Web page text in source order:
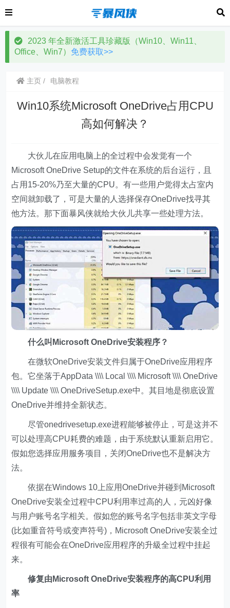
2023 年全新激活工具珍藏版（Win10、Win11、
Office、Win7） 免费获取>>
主页 电脑教程
Win10系统Microsoft OneDrive占用CPU
高如何解决？
大伙儿在应用电脑上的全过程中会发觉有一个
Microsoft OneDrive Setup的文件在系统的后台运行，且
占用15-20%乃至大量的CPU。有一些用户觉得太占室内
空间就卸载了，可是大量的人选择保存OneDrive找寻其
他方法。那下面暴风侠就给大伙儿共享一些处理方法。
什么叫Microsoft OneDrive安装程序？
在微软OneDrive安装文件归属于OneDrive应用程序
包。它坐落于AppData \\\\ Local \\\\ Microsoft \\\\ OneDrive
\\\\ Update \\\\ OneDriveSetup.exe中。其目地是彻底设置
OneDrive并维持全新状态。
尽管onedrivesetup.exe进程能够被停止，可是这并不
可以处理高CPU耗费的难题，由于系统默认重新启用它。
假如您选择应用服务项目，关闭OneDrive也不是解决方
法。
依据在Windows 10上应用OneDrive并碰到Microsoft
OneDrive安装全过程中CPU利用率过高的人，元凶好像
与用户账号名字相关。假如您的账号名字包括非英文字母
(比如重音符号或变声符号)，Microsoft OneDrive安装全过
程很有可能会在OneDrive应用程序的升級全过程中挂起
来。
修复由Microsoft OneDrive安装程序的高CPU利用
率